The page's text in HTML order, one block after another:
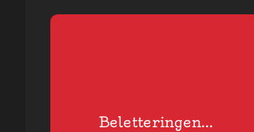
Beletteringen...